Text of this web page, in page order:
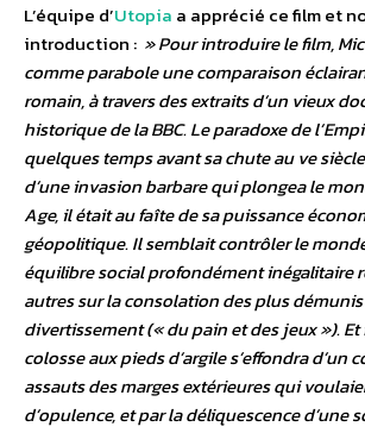
L’équipe d’Utopia a apprécié ce film et
introduction : » Pour introduire le film,
comme parabole une comparaison
romain, à travers des extraits d’un vieux
historique de la BBC. Le paradoxe de
quelques temps avant sa chute au ve
d’une invasion barbare qui plongea le
Age, il était au faîte de sa puissance
géopolitique. Il semblait contrôler le
équilibre social profondément inégalitaire
autres sur la consolation des plus
divertissement (« du pain et des jeux »).
colosse aux pieds d’argile s’effondra d’un
assauts des marges extérieures qui
d’opulence, et par la déliquescence d’une